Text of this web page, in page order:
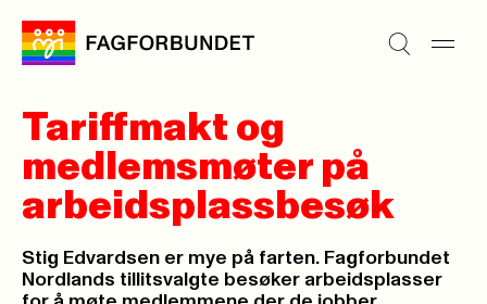
Tariffmakt og
medlemsmøter på
arbeidsplassbesøk
Stig Edvardsen er mye på farten. Fagforbundet
Nordlands tillitsvalgte besøker arbeidsplasser